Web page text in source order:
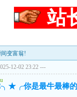
站
变富翁!
12-02 23:22 ---
u
你是最牛最